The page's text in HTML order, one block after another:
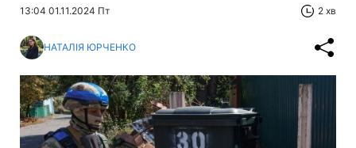
13:04 01.11.2024 Пт 2 хв
НАТАЛІЯ ЮРЧЕНКО